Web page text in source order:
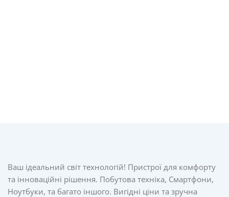
Ваш ідеальний світ технологій! Пристрої для комфорту
та інноваційні рішення. Побутова техніка, Смартфони,
Ноутбуки, та багато іншого. Вигідні ціни та зручна